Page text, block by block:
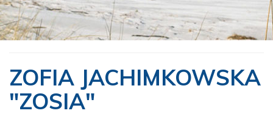
ZOFIA JACHIMKOWSKA
"ZOSIA"